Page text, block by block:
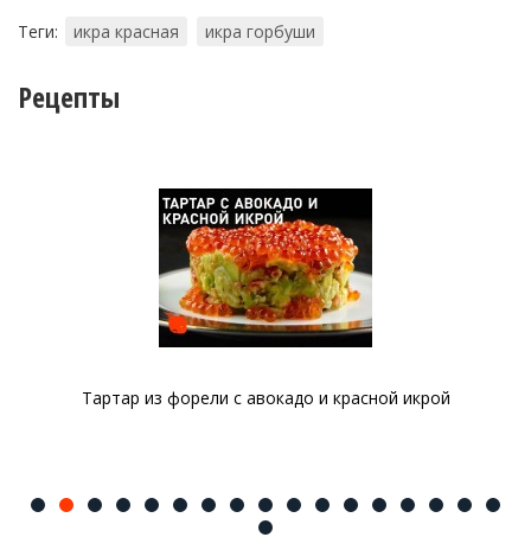
Теги: икра красная икра горбуши
Рецепты
Тартар из форели с авокадо и красной икрой